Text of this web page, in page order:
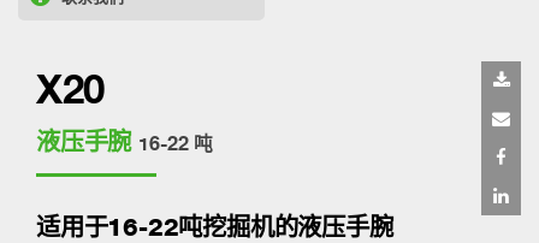
X20
液压手腕 16-22 吨
适用于16-22吨挖掘机的液压手腕